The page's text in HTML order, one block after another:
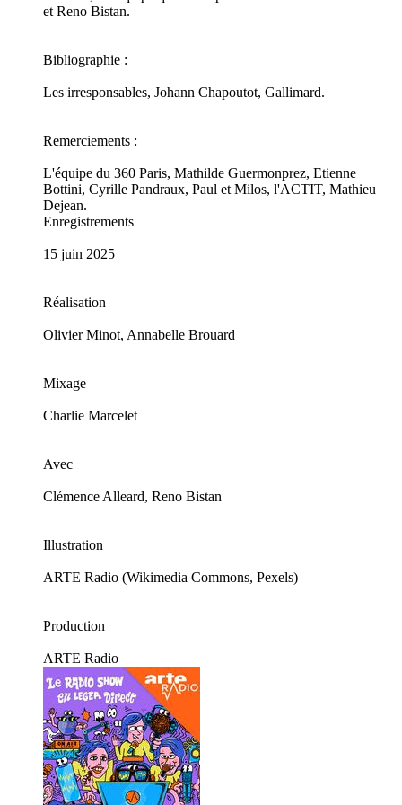
et Reno Bistan.
Bibliographie :
Les irresponsables, Johann Chapoutot, Gallimard.
Remerciements :
L'équipe du 360 Paris, Mathilde Guermonprez, Etienne
Bottini, Cyrille Pandraux, Paul et Milos, l'ACTIT, Mathieu
Dejean.
Enregistrements
15 juin 2025
Réalisation
Olivier Minot, Annabelle Brouard
Mixage
Charlie Marcelet
Avec
Clémence Alleard, Reno Bistan
Illustration
ARTE Radio (Wikimedia Commons, Pexels)
Production
ARTE Radio